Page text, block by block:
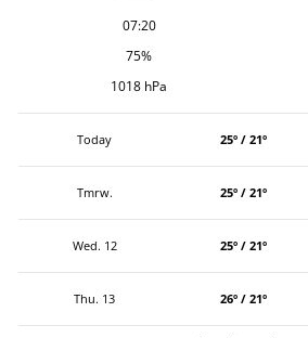
07:20
75%
1018 hPa
Today 25º / 21º
Tmrw. 25º / 21º
Wed. 12 25º / 21º
Thu. 13 26º / 21º